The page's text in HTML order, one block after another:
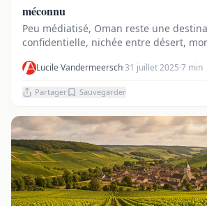
méconnu
Peu médiatisé, Oman reste une
confidentielle, nichée entre désert,
Lucile Vandermeersch·31 juillet 2025·7 min
Partager Sauvegarder